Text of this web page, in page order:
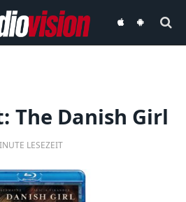
audiovisionaudiovision
The Danish Girl
LESEZEIT